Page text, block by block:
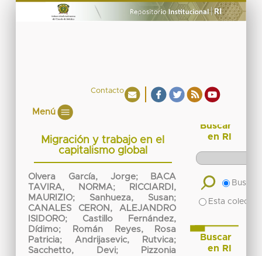
Contacto
Menú
Migración y trabajo en el
capitalismo global
Olvera García, Jorge;
BACA
TAVIRA, NORMA;
RICCIARDI,
MAURIZIO; Sanhueza, Susan;
CANALES CERON, ALEJANDRO
ISIDORO; Castillo Fernández,
Dídimo;
Román Reyes, Rosa
Patricia;Andrijasevic, Rutvica;
Sacchetto, Devi;
Pizzonia
Buscar
en RI
Buscar
Esta
Buscar
en RI